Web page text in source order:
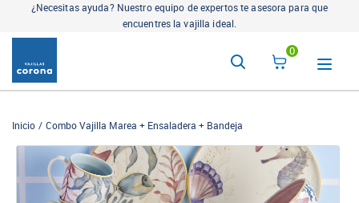
¿Necesitas ayuda? Nuestro equipo de expertos te asesora para que
encuentres la vajilla ideal.
0
Inicio Combo Vajilla Marea + Ensaladera + Bandeja